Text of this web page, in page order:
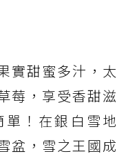
實甜蜜多汁，太
莓，享受香甜滋
！在銀白雪地
盆，雪之王國成